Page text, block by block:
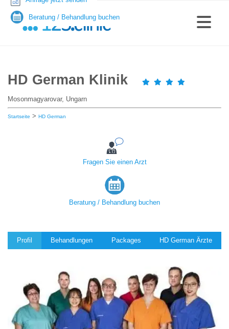
HD German Klinik
Mosonmagyarovar, Ungarn
Startseite > HD German
Fragen Sie einen Arzt
Beratung / Behandlung buchen
Profil Behandlungen Packages HD German Ärzte
Beratung / Behandlung buchen